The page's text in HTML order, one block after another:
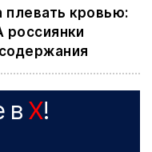
плевать кровью:
в X!